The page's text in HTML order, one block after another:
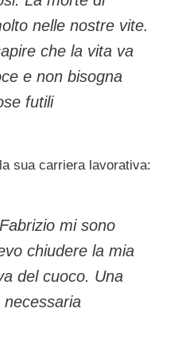
nelle nostre vite.
che la vita va
e non bisogna
futili
sua carriera lavorativa:
mi sono
chiudere la mia
del cuoco. Una